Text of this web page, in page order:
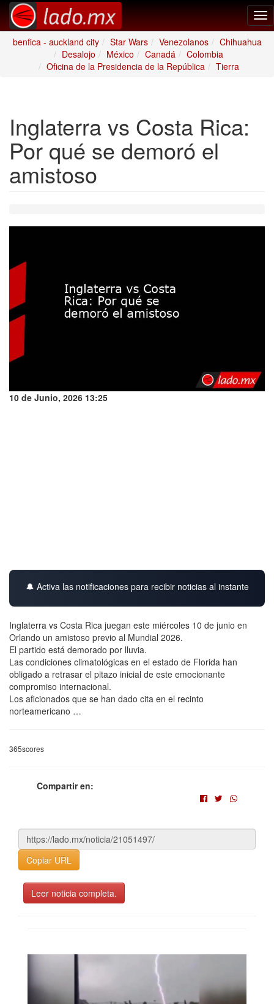
benfica - auckland city
Star Wars Venezolanos
Chihuahua
Desalojo
México Canadá
Colombia
Oficina de la Presidencia de la República
Tierra
Inglaterra vs Costa Rica:
Por qué se demoró el
amistoso
10 de Junio, 2026 13:25
🔔 Activa las notificaciones para recibir noticias al instante
Inglaterra vs Costa Rica juegan este miércoles 10 de junio en
Orlando un amistoso previo al Mundial 2026.
El partido está demorado por lluvia.
Las condiciones climatológicas en el estado de Florida han
obligado a retrasar el pitazo inicial de este emocionante
compromiso internacional.
Los aficionados que se han dado cita en el recinto
norteamericano …
365scores
Compartir en:
Copiar URL
Leer noticia completa.